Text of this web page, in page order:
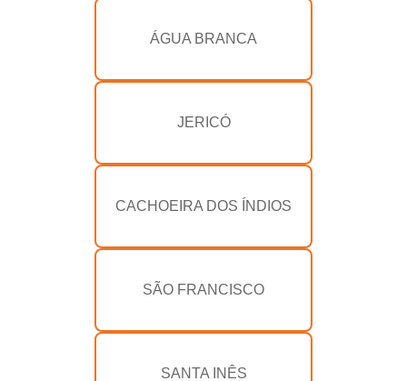
ÁGUA BRANCA
JERICÓ
CACHOEIRA DOS ÍNDIOS
SÃO FRANCISCO
SANTA INÊS